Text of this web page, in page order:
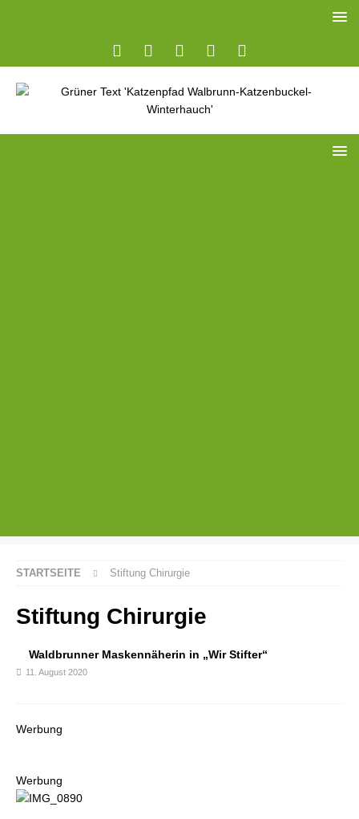
STARTSEITE Stiftung Chirurgie
Stiftung Chirurgie
Waldbrunner Maskennäherin in „Wir Stifter“
11. August 2020
Werbung
Werbung